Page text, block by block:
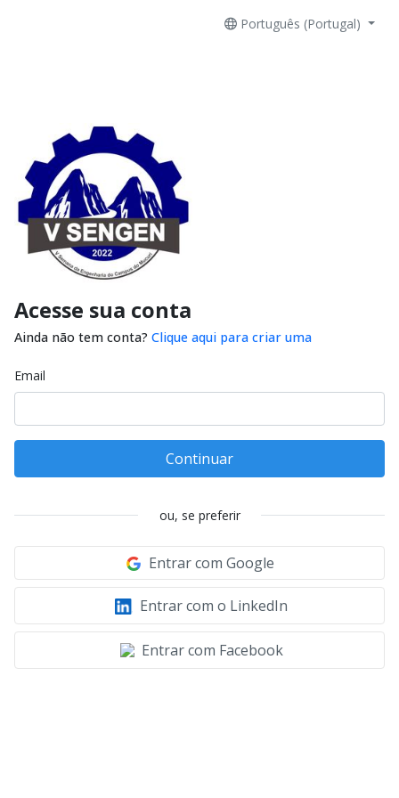
Português (Portugal)
Acesse sua conta
Ainda não tem conta? Clique aqui para criar uma
Email
Continuar
ou, se preferir
Entrar com Google
Entrar com o LinkedIn
Entrar com Facebook